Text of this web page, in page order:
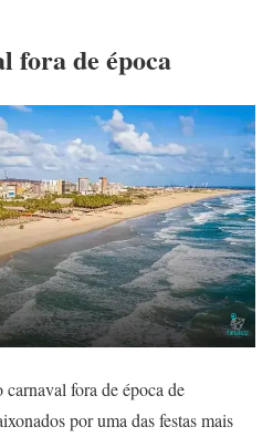
fora de época
fora de época de
por uma das festas mais